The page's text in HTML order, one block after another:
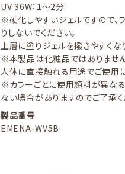
UV 36W：1～2分
※硬化しやすいジェルですので、
りしないでください。
上層に塗りジェルを撥きやすくな
※本製品は化粧品ではありません
人体に直接触れる用途でご使用
※カラーごとに使用顔料が異な
ない場合がありますのでご了承く
製品番号
EMENA-WV5B